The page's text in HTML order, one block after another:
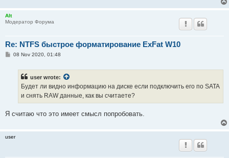
Alt
Модератор Форума
Re: NTFS быстрое форматирование ExFat W10
P08 Nov 2020, 01:48
user wrote:
Будет ли видно информацию на диске если подключить его по SATA
и снять RAW данные, как вы считаете?
Я считаю что это имеет смысл попробовать.
user